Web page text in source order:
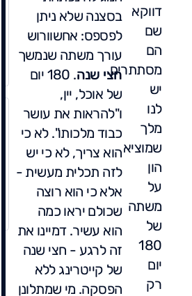
דווקא
שם
הם
מסתתרים.
יש
לנו
מלך
שמוציא
הון
על
משתה
של
180
יום
רק
בסצנה שלא ניתן
לפספס: אחשוורוש
עורך משתה שנמשך
חצי שנה
. 180 יום
של אוכל, יין,
ו"להראות את עושר
כבוד מלכותו". לא כי
הוא צריך, לא כי יש
לזה תכלית מעשית -
אלא כי הוא רוצה
שכולם יראו כמה
הוא עשיר. דמיינו את
זה לרגע - חצי שנה
של קייטרינג ללא
הפסקה. מי שמתלונן